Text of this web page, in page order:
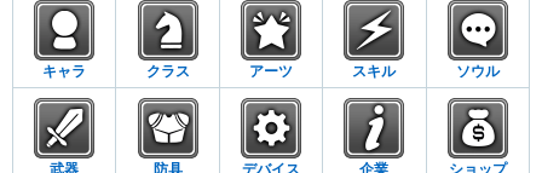
キャラ クラス アーツ スキル ソウル